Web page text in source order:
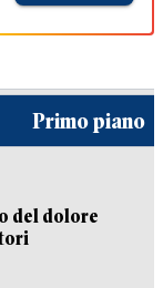
Primo piano
del dolore